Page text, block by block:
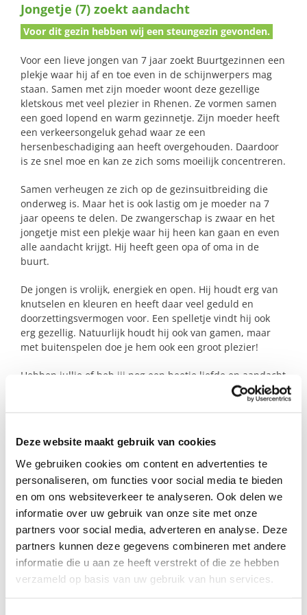
Deze website maakt gebruik van cookies
We gebruiken cookies om content en advertenties te
personaliseren, om functies voor social media te bieden
en om ons websiteverkeer te analyseren. Ook delen we
informatie over uw gebruik van onze site met onze
partners voor social media, adverteren en analyse. Deze
partners kunnen deze gegevens combineren met andere
informatie die u aan ze heeft verstrekt of die ze hebben
verzameld op basis van uw gebruik van hun services.
naar:
Jongetje (7) zoekt aandacht
Voor dit gezin hebben wij een steungezin gevonden.
Voor een lieve jongen van 7 jaar zoekt Buurtgezinnen een
plekje waar hij af en toe even in de schijnwerpers mag
staan. Samen met zijn moeder woont deze gezellige
kletskous met veel plezier in Rhenen. Ze vormen samen
een goed lopend en warm gezinnetje. Zijn moeder heeft
een verkeersongeluk gehad waar ze een
hersenbeschadiging aan heeft overgehouden. Daardoor
is ze snel moe en kan ze zich soms moeilijk concentreren.
Samen verheugen ze zich op de gezinsuitbreiding die
onderweg is. Maar het is ook lastig om je moeder na 7
jaar opeens te delen. De zwangerschap is zwaar en het
jongetje mist een plekje waar hij heen kan gaan en even
alle aandacht krijgt. Hij heeft geen opa of oma in de
buurt.
De jongen is vrolijk, energiek en open. Hij houdt erg van
knutselen en kleuren en heeft daar veel geduld en
doorzettingsvermogen voor. Een spelletje vindt hij ook
erg gezellig. Natuurlijk houdt hij ook van gamen, maar
met buitenspelen doe je hem ook een groot plezier!
Hebben jullie of heb jij nog een beetje liefde en aandacht
over voor dit jongetje? Je haalt een hoop gezelligheid in
Profiel steungezin
We zoeken een steungezin:
Waar deze jongen af en toe mag komen;
Liefst In Rhenen of met de mogelijkheid
tot halen en brengen;
Waar deze jongen af en toe in overleg een
keer extra welkom.
Bijzonderheden: